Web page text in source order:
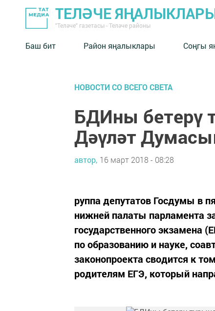
ТЕЛӘЧЕ
"Теләче" газетасы - Теләче районы
Баш бит Район яңалыклары Соңгы
НОВОСТИ СО ВСЕГО СВЕТА
БДИны бетерү
Дәүләт
автор, 16 март 2018 - 08:28
руппа депутатов Госдумы в
нижней палаты парламента
государственного экзамена
по образованию и науке,
законопроекта сводится к
родителям ЕГЭ, который